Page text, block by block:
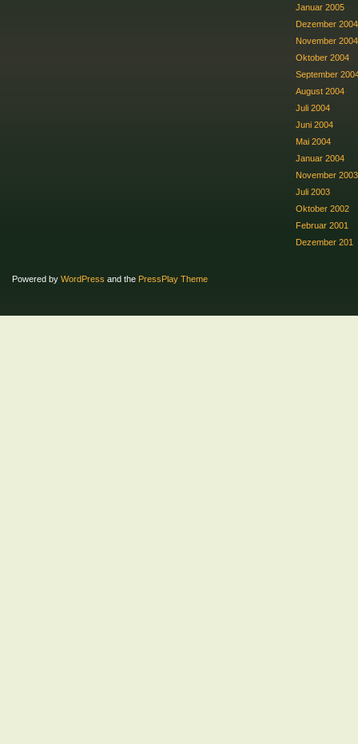
Januar 2005
Dezember 2004
November 2004
Oktober 2004
September
August 2004
Juli 2004
Juni 2004
Mai 2004
Januar 2004
November 2003
Juli 2003
Oktober 2002
Februar 2001
Dezember 201
Powered by WordPress and the PressPlay Theme